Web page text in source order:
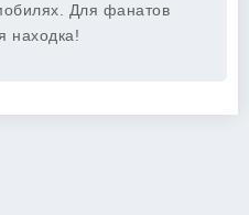
Для фанатов
находка!